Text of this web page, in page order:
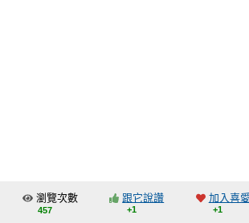
交流中心
瀏覽次數
457
跟它說讚
+1
加入喜愛
+1